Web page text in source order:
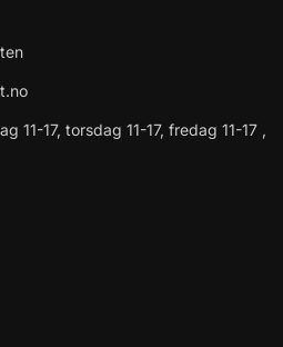
17, torsdag 11-17, fredag 11-17 ,